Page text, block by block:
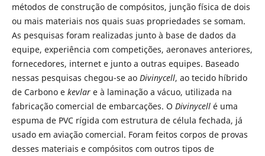
métodos de construção de compósitos, junção física de dois
ou mais materiais nos quais suas propriedades se somam.
As pesquisas foram realizadas junto à base de dados da
equipe, experiência com competições, aeronaves anteriores,
fornecedores, internet e junto a outras equipes. Baseado
nessas pesquisas chegou-se ao Divinycell, ao tecido híbrido
de Carbono e kevlare à laminação a vácuo, utilizada na
fabricação comercial de embarcações. O Divinycellé uma
espuma de PVC rígida com estrutura de célula fechada, já
usado em aviação comercial. Foram feitos corpos de provas
desses materiais e compósitos com outros tipos de